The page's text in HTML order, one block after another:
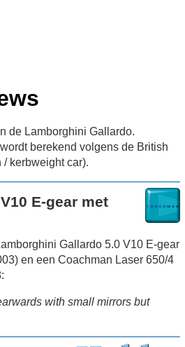
de Lamborghini Gallardo.
berekend volgens de British
kerbweight car).
E-gear met
Gallardo 5.0 V10 E-gear
en een Coachman Laser 650/4
with small mirrors but